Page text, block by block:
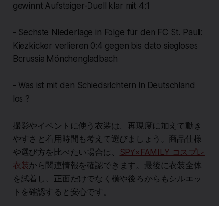
gewinnt Aufsteiger-Duell klar mit 4:1
- Sechste Niederlage in Folge für den FC St. Pauli:
Kiezkicker verlieren 0:4 gegen bis dato siegloses
Borussia Mönchengladbach
- Was ist mit den Schiedsrichtern in Deutschland
los ?
撮影やイベントに使う衣装は、再現度に加えて動き
やすさと着用時間も考えて選びましょう。商品仕様
や選び方を比べたい場合は、
SPY×FAMILY コスプレ
衣装から関連情報を確認できます。最後に衣装全体
を試着し、正面だけでなく横や後ろからもシルエッ
トを確認すると安心です。